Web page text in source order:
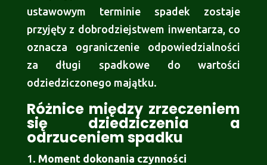
ustawowym terminie spadek zostaje
przyjęty z dobrodziejstwem inwentarza, co
oznacza ograniczenie odpowiedzialności
za długi spadkowe do wartości
odziedziczonego majątku.
Różnice między zrzeczeniem
się dziedziczenia a
odrzuceniem spadku
Moment dokonania czynności